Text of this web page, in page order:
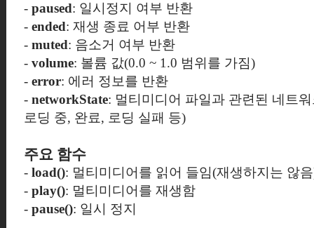
- paused: 일시정지 여부 반환
- ended: 재생 종료 어부 반환
- muted: 음소거 여부 반환
- volume: 볼륨 값(0.0 ~ 1.0 범위를 가짐)
- error: 에러 정보를 반환
- networkState: 멀티미디어 파일과 관련된 네트
로딩 중, 완료, 로딩 실패 등)
주요 함수
- load(): 멀티미디어를 읽어 들임(재생하지는 않
- play(): 멀티미디어를 재생함
- pause(): 일시 정지